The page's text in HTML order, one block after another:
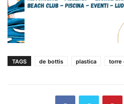
TAGS de bottis plastica torre